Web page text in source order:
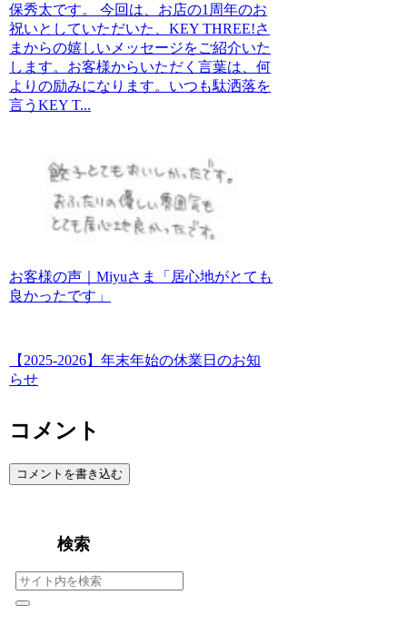
保秀太です。 今回は、お店の1周年のお
祝いとしていただいた、KEY THREE!さ
まからの嬉しいメッセージをご紹介いた
します。お客様からいただく言葉は、何
よりの励みになります。いつも駄洒落を
言うKEY T...
お客様の声｜Miyuさま「居心地がとても
良かったです」
【2025-2026】年末年始の休業日のお知
らせ
コメント
コメントを書き込む
検索